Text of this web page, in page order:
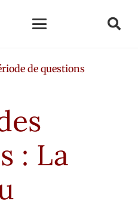
de questions
: La